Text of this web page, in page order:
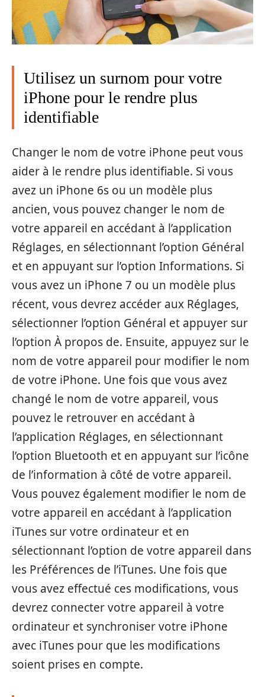
Utilisez un surnom pour votre
iPhone pour le rendre plus
identifiable
Changer le nom de votre iPhone peut vous
aider à le rendre plus identifiable. Si vous
avez un iPhone 6s ou un modèle plus
ancien, vous pouvez changer le nom de
votre appareil en accédant à l’application
Réglages, en sélectionnant l’option Général
et en appuyant sur l’option Informations. Si
vous avez un iPhone 7 ou un modèle plus
récent, vous devrez accéder aux Réglages,
sélectionner l’option Général et appuyer sur
l’option À propos de. Ensuite, appuyez sur le
nom de votre appareil pour modifier le nom
de votre iPhone. Une fois que vous avez
changé le nom de votre appareil, vous
pouvez le retrouver en accédant à
l’application Réglages, en sélectionnant
l’option Bluetooth et en appuyant sur l’icône
de l’information à côté de votre appareil.
Vous pouvez également modifier le nom de
votre appareil en accédant à l’application
iTunes sur votre ordinateur et en
sélectionnant l’option de votre appareil dans
les Préférences de l’iTunes. Une fois que
vous avez effectué ces modifications, vous
devrez connecter votre appareil à votre
ordinateur et synchroniser votre iPhone
avec iTunes pour que les modifications
soient prises en compte.